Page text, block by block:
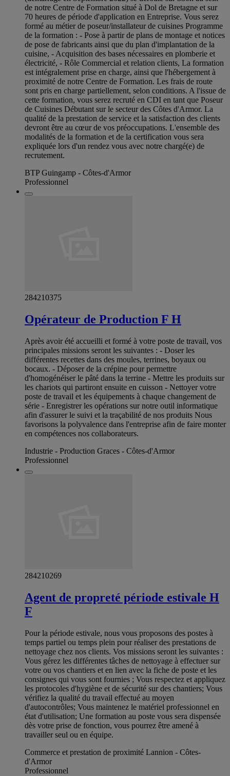
de notre Centre de Formation situé à Dol de Bretagne et sur
70 heures de période d'application en Entreprise. Vous serez
formé au métier de poseur/installateur de cuisines Programme
de la formation : - Pose à partir de plans de montage et notices
de pose de fabricants ainsi que du plan d'implantation de la
cuisine, - Acquisition des bases nécessaires en plomberie et
électricité, - Rôle Commercial et relation clients, La formation
est intégralement prise en charge, ainsi que l'hébergement à
proximité de notre Centre de Formation. Les frais de route
sont pris en charge partiellement, selon conditions. A l'issue de
cette formation, vous serez recruté en CDI en tant que Poseur
de Cuisines Débutant sur le secteur des Côtes d'Armor. La
qualité de la prestation de service et la satisfaction des clients
devront être au cœur de vos préoccupations. L'ensemble des
modalités de la formation et de la certification vous sera
expliquée lors d'un rendez vous avec notre chargé(e) de
recrutement.
BTP Guingamp - Côtes-d'Armor
Professionnel
284210375
Opérateur de Production F H
Après avoir été accueilli et formé à votre poste de travail, vos
principales missions seront les suivantes : - Doser les
différentes recettes dans des moules, terrines, boyaux ou
bocaux. - Déposer de la crépine pour permettre
d'homogénéiser le pâté dans la terrine - Mettre les produits sur
les chariots qui partiront ensuite en cuisson - Nettoyer votre
poste de travail et les équipements à chaque changement de
série - Enregistrer les opérations sur notre outil informatique
afin d'assurer le suivi et la traçabilité de nos produits Nous
favorisons la polyvalence dans l'entreprise afin de faire monter
en compétences nos collaborateurs.
Industrie - Production Graces - Côtes-d'Armor
Professionnel
284210269
Agent de propreté période estivale H
F
Pour la période estivale, nous vous proposons des postes à
temps partiel ou temps plein pour réaliser des prestations de
nettoyage chez nos clients. Vos missions seront les suivantes :
Vous gérez les différentes tâches de nettoyage à effectuer sur
votre ou vos chantiers et en lien avec la fiche de poste et les
consignes qui vous sont fournies ; Vous respectez et appliquez
les protocoles d'hygiène et de sécurité sur des chantiers; Vous
vérifiez la qualité du travail effectué au moyen
d'autocontrôles; Vous maintenez le matériel professionnel en
état d'utilisation; Une formation au poste vous sera dispensée
dès votre prise de fonction, vous pourrez être amené à
travailler seul ou en équipe.
Commerce et prestation de proximité Lannion - Côtes-
d'Armor
Professionnel